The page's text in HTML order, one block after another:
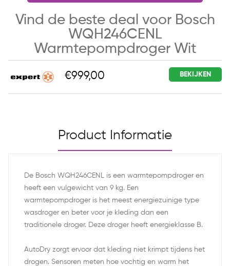
Vind de beste deal voor Bosch
WQH246CENL
Warmtepompdroger Wit
€999,00 BEKIJKEN
Product Informatie
De Bosch WQH246CENL is een warmtepompdroger en
heeft een vulgewicht van 9 kg. Een
warmtepompdroger is het meest energiezuinige type
wasdroger en beter voor je kleding dan een
traditionele droger. Deze droger heeft energieklasse B.
AutoDry zorgt ervoor dat kleding niet krimpt tijdens het
drogen. Sensoren meten hoe vochtig en warm het